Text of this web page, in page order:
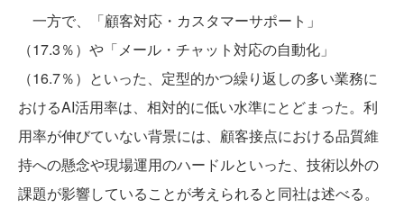
一方で、「顧客対応・カスタマーサポート」
（17.3％）や「メール・チャット対応の自動化」
（16.7％）といった、定型的かつ繰り返しの多い業務に
おけるAI活用率は、相対的に低い水準にとどまった。利
用率が伸びていない背景には、顧客接点における品質維
持への懸念や現場運用のハードルといった、技術以外の
課題が影響していることが考えられると同社は述べる。